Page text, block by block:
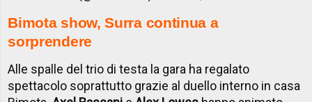
Bimota show, Surra continua a
sorprendere
Alle spalle del trio di testa la gara ha regalato
spettacolo soprattutto grazie al duello interno in casa